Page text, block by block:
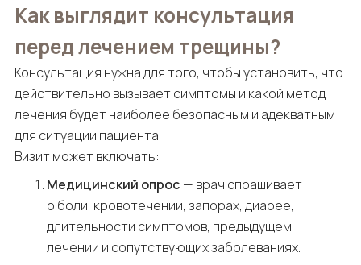
Как выглядит консультация
перед лечением трещины?
Консультация нужна для того, чтобы установить, что
действительно вызывает симптомы и какой метод
лечения будет наиболее безопасным и адекватным
для ситуации пациента.
Визит может включать:
Медицинский опрос — врач спрашивает
о боли, кровотечении, запорах, диарее,
длительности симптомов, предыдущем
лечении и сопутствующих заболеваниях.